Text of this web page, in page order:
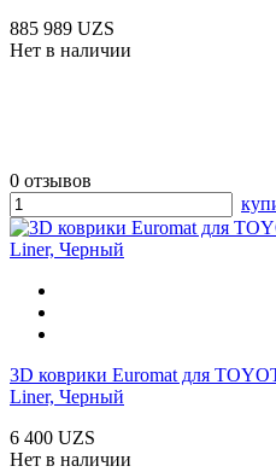
885 989 UZS
Нет в наличии
0 отзывов
3D коврики Euromat для
Liner, Черный
6 400 UZS
Нет в наличии